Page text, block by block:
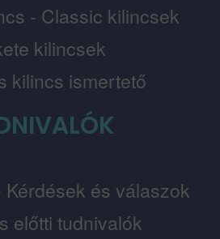
- Classic kilincsek
kilincsek
kilincs ismertető
Kérdések és válaszok
előtti tudnivalók